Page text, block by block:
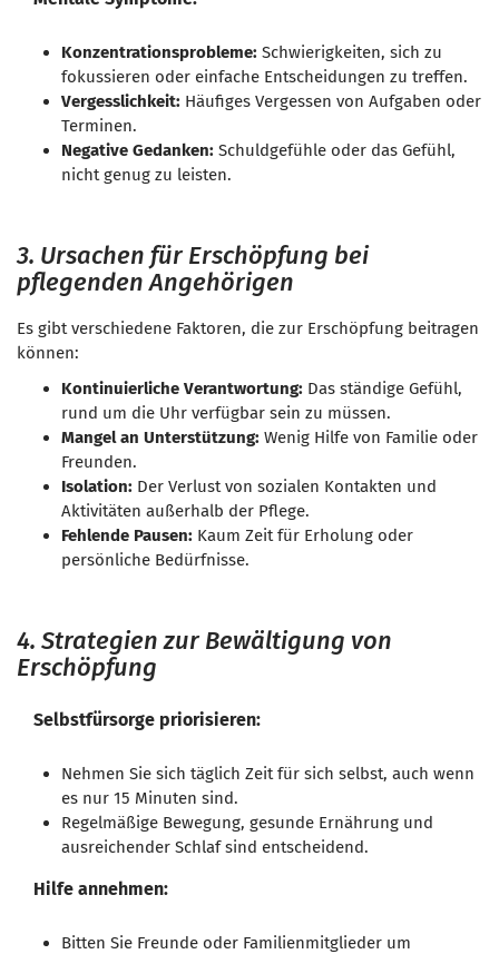
Konzentrationsprobleme: Schwierigkeiten, sich zu
fokussieren oder einfache Entscheidungen zu treffen.
Vergesslichkeit: Häufiges Vergessen von Aufgaben oder
Terminen.
Negative Gedanken: Schuldgefühle oder das Gefühl,
nicht genug zu leisten.
3. Ursachen für Erschöpfung bei
pflegenden Angehörigen
Es gibt verschiedene Faktoren, die zur Erschöpfung beitragen
können:
Kontinuierliche Verantwortung: Das ständige Gefühl,
rund um die Uhr verfügbar sein zu müssen.
Mangel an Unterstützung: Wenig Hilfe von Familie oder
Freunden.
Isolation: Der Verlust von sozialen Kontakten und
Aktivitäten außerhalb der Pflege.
Fehlende Pausen: Kaum Zeit für Erholung oder
persönliche Bedürfnisse.
4. Strategien zur Bewältigung von
Erschöpfung
Selbstfürsorge priorisieren:
Nehmen Sie sich täglich Zeit für sich selbst, auch wenn
es nur 15 Minuten sind.
Regelmäßige Bewegung, gesunde Ernährung und
ausreichender Schlaf sind entscheidend.
Hilfe annehmen:
Bitten Sie Freunde oder Familienmitglieder um